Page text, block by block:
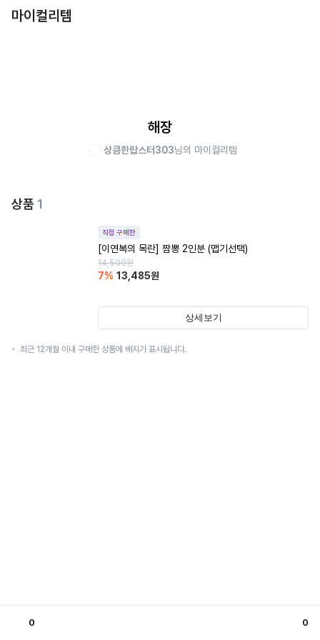
마이컬리템
해장
상큼한랍스터303님의 마이컬리템
상품 1
직접 구매한
[이연복의 목란] 짬뽕 2인분 (맵기선택)
14,500원
7% 13,485원
상세보기
최근 12개월 이내 구매한 상품에 배지가 표시됩니다.
0 0